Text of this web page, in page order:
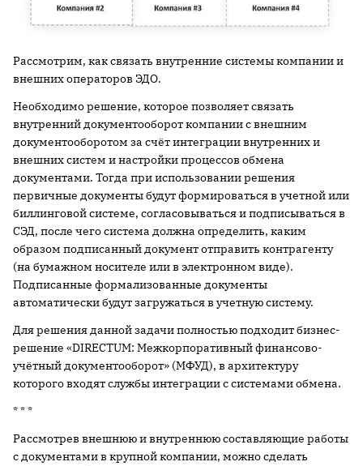
Рассмотрим, как связать внутренние системы компании и
внешних операторов ЭДО.
Необходимо решение, которое позволяет связать
внутренний документооборот компании с внешним
документооборотом за счёт интеграции внутренних и
внешних систем и настройки процессов обмена
документами. Тогда при использовании решения
первичные документы будут формироваться в учетной или
биллинговой системе, согласовываться и подписываться в
СЭД, после чего система должна определить, каким
образом подписанный документ отправить контрагенту
(на бумажном носителе или в электронном виде).
Подписанные формализованные документы
автоматически будут загружаться в учетную систему.
Для решения данной задачи полностью подходит бизнес-
решение «DIRECTUM: Межкорпоративный финансово-
учётный документооборот» (МФУД), в архитектуру
которого входят службы интеграции с системами обмена.
* * *
Рассмотрев внешнюю и внутреннюю составляющие работы
с документами в крупной компании, можно сделать